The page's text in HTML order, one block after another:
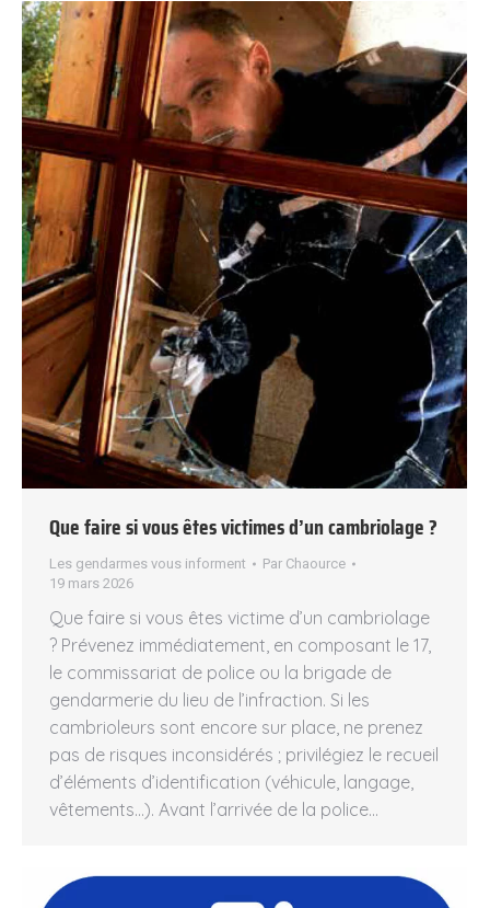
Que faire si vous êtes victimes d’un cambriolage ?
Les gendarmes vous informent Par Chaource
19 mars 2026
Que faire si vous êtes victime d’un cambriolage
? Prévenez immédiatement, en composant le 17,
le commissariat de police ou la brigade de
gendarmerie du lieu de l’infraction. Si les
cambrioleurs sont encore sur place, ne prenez
pas de risques inconsidérés ; privilégiez le recueil
d’éléments d’identification (véhicule, langage,
vêtements…). Avant l’arrivée de la police…